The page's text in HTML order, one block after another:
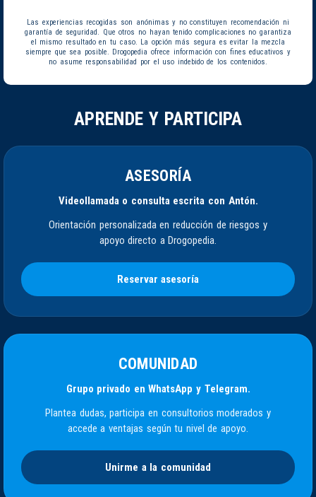
Las experiencias recogidas son anónimas y no constituyen recomendación ni
garantía de seguridad. Que otros no hayan tenido complicaciones no garantiza
el mismo resultado en tu caso. La opción más segura es evitar la mezcla
siempre que sea posible. Drogopedia ofrece información con fines educativos y
no asume responsabilidad por el uso indebido de los contenidos.
APRENDE Y PARTICIPA
ASESORÍA
Videollamada o consulta escrita con Antón.
Orientación personalizada en reducción de riesgos y
apoyo directo a Drogopedia.
Reservar asesoría
COMUNIDAD
Grupo privado en WhatsApp y Telegram.
Plantea dudas, participa en consultorios moderados y
accede a ventajas según tu nivel de apoyo.
Unirme a la comunidad